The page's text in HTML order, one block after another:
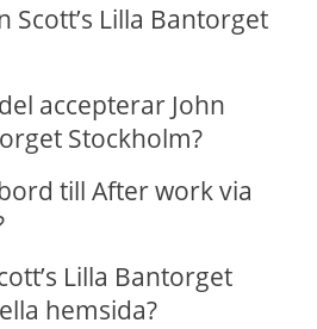
Scott’s Lilla Bantorget
accepterar John
Stockholm?
till After work via
Lilla Bantorget
hemsida?